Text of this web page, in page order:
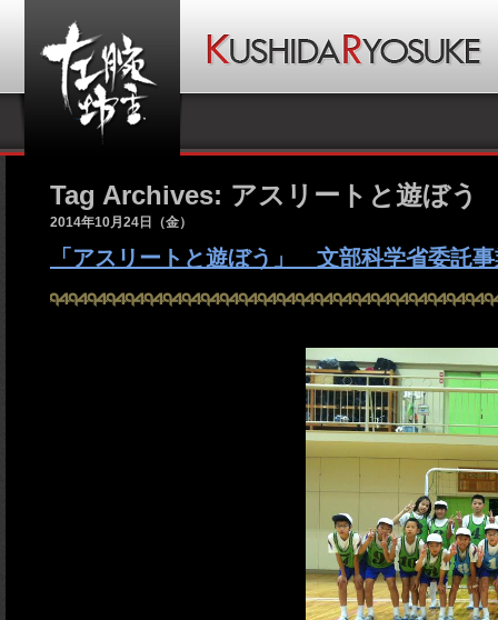
Tag Archives: アスリートと遊ぼう
2014年10月24日（金）
「アスリートと遊ぼう」 文部科学省委託